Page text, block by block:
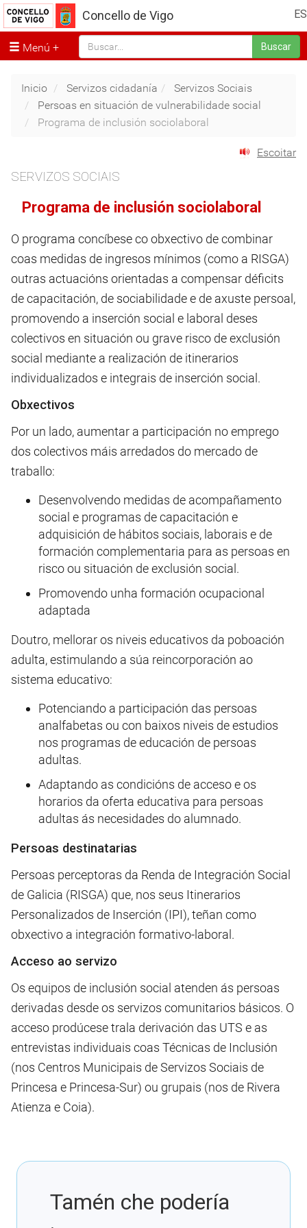
ES
Concello de Vigo
Menú Buscar
Inicio Servizos cidadanía
Servizos Sociais
Persoas en situación de vulnerabilidade social
Programa de inclusión sociolaboral
Escoitar
SERVIZOS SOCIAIS
Programa de inclusión sociolaboral
O programa concíbese co obxectivo de combinar
coas medidas de ingresos mínimos (como a RISGA)
outras actuacións orientadas a compensar déficits
de capacitación, de sociabilidade e de axuste persoal,
promovendo a inserción social e laboral deses
colectivos en situación ou grave risco de exclusión
social mediante a realización de itinerarios
individualizados e integrais de inserción social.
Obxectivos
Por un lado, aumentar a participación no emprego
dos colectivos máis arredados do mercado de
traballo:
Desenvolvendo medidas de acompañamento
social e programas de capacitación e
adquisición de hábitos sociais, laborais e de
formación complementaria para as persoas en
risco ou situación de exclusión social.
Promovendo unha formación ocupacional
adaptada
Doutro, mellorar os niveis educativos da poboación
adulta, estimulando a súa reincorporación ao
sistema educativo:
Potenciando a participación das persoas
analfabetas ou con baixos niveis de estudios
nos programas de educación de persoas
adultas.
Adaptando as condicións de acceso e os
horarios da oferta educativa para persoas
adultas ás necesidades do alumnado.
Persoas destinatarias
Persoas perceptoras da Renda de Integración Social
de Galicia (RISGA) que, nos seus Itinerarios
Personalizados de Inserción (IPI), teñan como
obxectivo a integración formativo-laboral.
Acceso ao servizo
Os equipos de inclusión social atenden ás persoas
derivadas desde os servizos comunitarios básicos. O
acceso prodúcese trala derivación das UTS e as
entrevistas individuais coas Técnicas de Inclusión
(nos Centros Municipais de Servizos Sociais de
Princesa e Princesa-Sur) ou grupais (nos de Rivera
Atienza e Coia).
Tamén che podería